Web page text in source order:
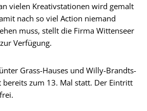
vielen Kreativstationen wird gemalt
nach so viel Action niemand
muss, stellt die Firma Wittenseer
Verfügung.
Grass-Hauses und Willy-Brandts-
bereits zum 13. Mal statt. Der Eintritt